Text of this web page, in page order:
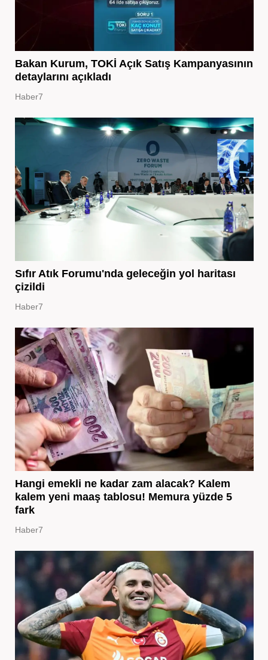
Bakan Kurum, TOKİ Açık Satış Kampanyasının
detaylarını açıkladı
Haber7
Sıfır Atık Forumu'nda geleceğin yol haritası
çizildi
Haber7
Hangi emekli ne kadar zam alacak? Kalem
kalem yeni maaş tablosu! Memura yüzde 5
fark
Haber7